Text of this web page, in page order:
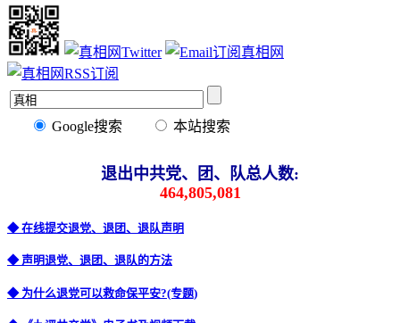
Google搜索 本站搜索
退出中共党、团、队总人数:
464,805,081
◆ 在线提交退党、退团、退队声明
◆ 声明退党、退团、退队的方法
◆ 为什么退党可以救命保平安?(专题)